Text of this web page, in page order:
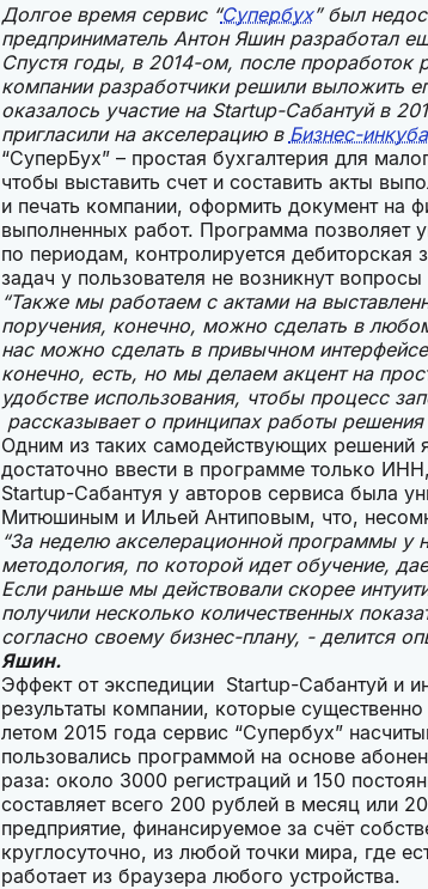
Долгое время сервис “Супербух” был
предприниматель Антон Яшин разработал
Спустя годы, в 2014-ом, после проработок
компании разработчики решили выложить
оказалось участие на Startup-Сабантуй в
пригласили на акселерацию в Бизнес-
“СуперБух” – простая бухгалтерия для
чтобы выставить счет и составить акты
и печать компании, оформить документ на
выполненных работ. Программа позволяет
по периодам, контролируется дебиторская
задач у пользователя не возникнут
“Также мы работаем с актами на
поручения, конечно, можно сделать в
нас можно сделать в привычном
конечно, есть, но мы делаем акцент на
удобстве использования, чтобы процесс
рассказывает о принципах работы решения
Одним из таких самодействующих решений
достаточно ввести в программе только
Startup-Сабантуя у авторов сервиса была
Митюшиным и Ильей Антиповым, что,
“За неделю акселерационной программы у
методология, по которой идет обучение,
Если раньше мы действовали скорее
получили несколько количественных
согласно своему бизнес-плану, - делится
Яшин.
Эффект от экспедиции Startup-Сабантуй и
результаты компании, которые
летом 2015 года сервис “Супербух”
пользовались программой на основе
раза: около 3000 регистраций и 150
составляет всего 200 рублей в месяц или
предприятие, финансируемое за счёт
круглосуточно, из любой точки мира, где
работает из браузера любого устройства.